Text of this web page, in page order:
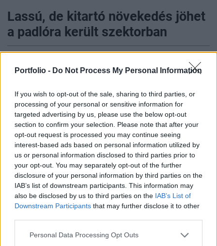
Portfolio - Do Not Process My Personal Information
If you wish to opt-out of the sale, sharing to third parties, or
processing of your personal or sensitive information for
targeted advertising by us, please use the below opt-out
section to confirm your selection. Please note that after your
opt-out request is processed you may continue seeing
interest-based ads based on personal information utilized by
us or personal information disclosed to third parties prior to
your opt-out. You may separately opt-out of the further
disclosure of your personal information by third parties on the
IAB’s list of downstream participants. This information may
also be disclosed by us to third parties on the IAB’s List of
Downstream Participants that may further disclose it to other
Personal Data Processing Opt Outs
Lassú, de kitartó növekedés jöhet
a padlóra került szektorban
2025. december 05. 09:16
Az idén padlóra került építőiparban lassú, de
fokozatos élénkülésre lehet számítani jövőre, amit
elsősorban a lakossági felújítások, az
energiahatékonyságot ösztönző programok és a
kedvezményes hitelek hajtanak – írja
trendelemzésében a Mapei. A cég várakozásai
szerint ez a lassú, de fenntartható növekedés
határozhatja meg a hazai építőipart 2026-ban és
azon túl is, a jelenlegi mélyponton a felújítási
boom és a támogatott hitelek jelenthetnek
fordulatot az ágazatnak.
Az ÉVOSZ idei konjunktúrafelmérése szerint az építőipari